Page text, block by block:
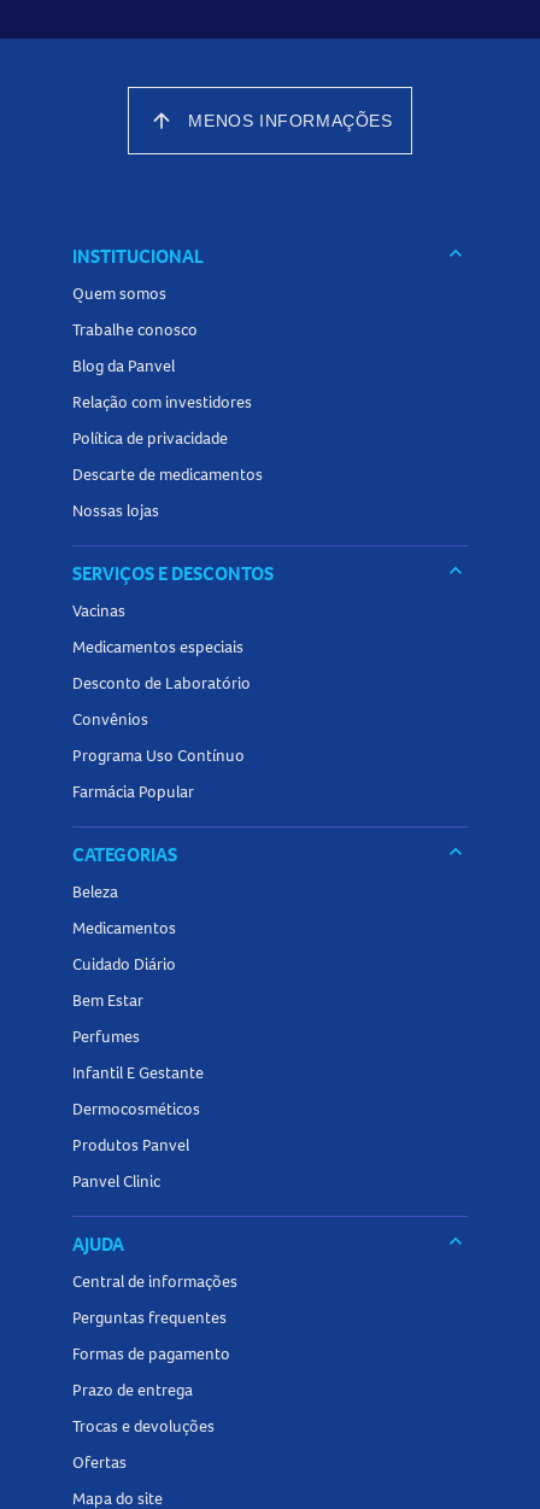
arrow_upward MENOS INFORMAÇÕES
INSTITUCIONAL keyboard_arrow_down
Quem somos
Trabalhe conosco
Blog da Panvel
Relação com investidores
Política de privacidade
Descarte de medicamentos
Nossas lojas
SERVIÇOS E DESCONTOS keyboard_arrow_down
Vacinas
Medicamentos especiais
Desconto de Laboratório
Convênios
Programa Uso Contínuo
Farmácia Popular
CATEGORIAS keyboard_arrow_down
Beleza
Medicamentos
Cuidado Diário
Bem Estar
Perfumes
Infantil E Gestante
Dermocosméticos
Produtos Panvel
Panvel Clinic
AJUDA keyboard_arrow_down
Central de informações
Perguntas frequentes
Formas de pagamento
Prazo de entrega
Trocas e devoluções
Ofertas
Mapa do site